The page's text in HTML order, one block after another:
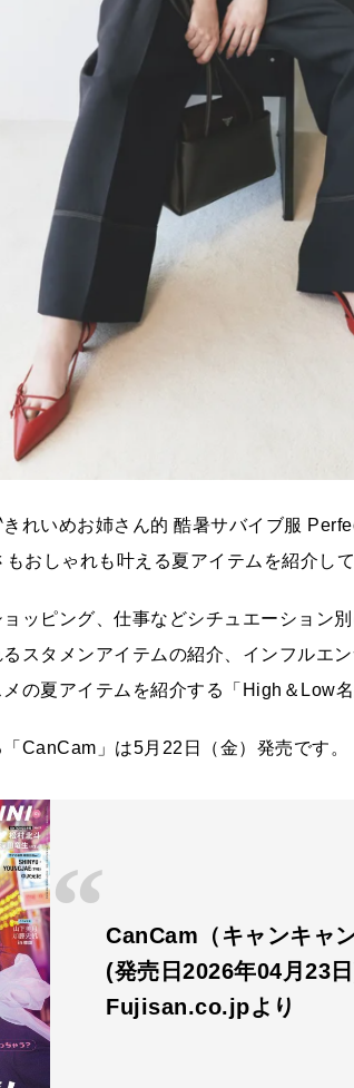
れいめお姉さん的 酷暑サバイブ服
おしゃれも叶える夏アイテムを紹介して
ッピング、仕事などシチュエーション
スタメンアイテムの紹介、インフルエ
の夏アイテムを紹介する「High＆Low
CanCam」は5月22日（金）発売です。
CanCam（キャンキャ
(発売日2026年04月23
Fujisan.co.jpより